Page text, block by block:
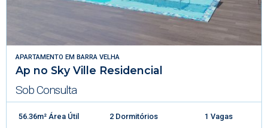
APARTAMENTO EM BARRA VELHA
Ap no Sky Ville Residencial
Sob Consulta
56.36m² Área Útil 2 Dormitórios 1 Vagas